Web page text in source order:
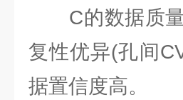
C的数据质量
复性优异(孔间
据置信度高。